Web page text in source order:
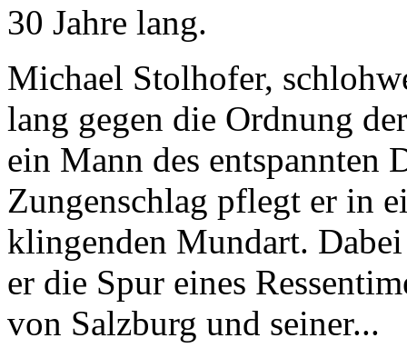
30 Jahre lang.
Michael Stolhofer,
lang gegen die Ordnung
ein Mann des entspannten
Zungenschlag pflegt er in
klingenden Mundart.
er die Spur eines
von Salzburg und seiner...